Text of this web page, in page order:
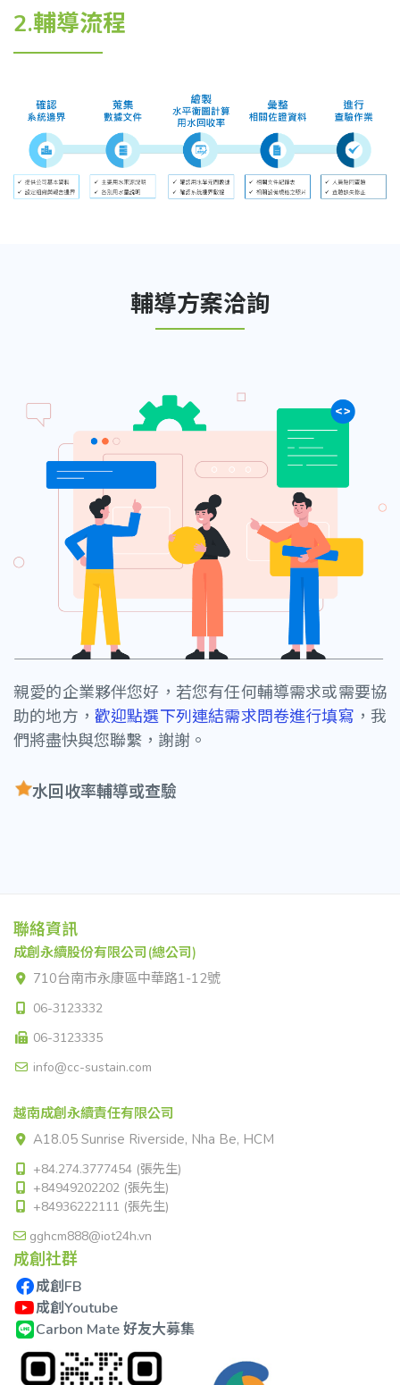
2.輔導流程
輔導方案洽詢
親愛的企業夥伴您好，若您有任何輔導需求或需要協
助的地方， 歡迎點選下列連結需求問卷進行填寫 ，我
們將盡快與您聯繫，謝謝。
水回收率輔導或查驗
聯絡資訊
成創永續股份有限公司(總公司)
710台南市永康區中華路1-12號
06-3123332
06-3123335
info@cc-sustain.com
越南成創永續責任有限公司
A18.05 Sunrise Riverside, Nha Be, HCM
+84.274.3777454 (張先生)
+84949202202 (張先生)
+84936222111 (張先生)
gghcm888@iot24h.vn
成創社群
成創FB
成創Youtube
Carbon Mate 好友大募集